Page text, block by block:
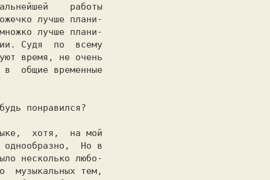
работы
лучше плани-
лучше плани-
Судя  по  всему
время, не очень
в  общие временные
понравился?
хотя,  на мой
Но в
несколько любо-
музыкальных тем,